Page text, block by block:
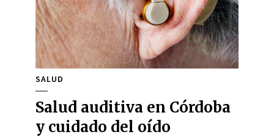
SALUD
Salud auditiva en Córdoba
y cuidado del oído